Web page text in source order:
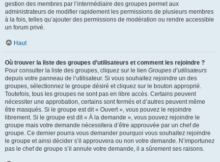
gestion des membres par l’intermédiaire des groupes permet aux
administrateurs de modifier rapidement les permissions de plusieurs membres
à la fois, telles qu’ajouter des permissions de modération ou rendre accessible
un forum privé.
Haut
Où trouver la liste des groupes d’utilisateurs et comment les rejoindre ?
Pour consulter la liste des groupes, cliquez sur le lien Groupes d’utilisateurs
depuis votre panneau de l’utilisateur. Si vous souhaitez rejoindre un des
groupes, sélectionnez le groupe désiré et cliquez sur le bouton approprié.
Toutefois, tous les groupes ne sont pas en libre accès. Certains peuvent
nécessiter une approbation, certains sont fermés et d’autres peuvent même
être masqués. Si le groupe est dit « Ouvert », vous pouvez le rejoindre
librement. Si le groupe est dit « À la demande », vous pouvez rejoindre le
groupe mais votre demande nécessitera d’être approuvée par un chef de
groupe. Ce dernier pourra vous demander pourquoi vous souhaitez rejoindre
le groupe et ainsi décider s’il approuvera ou non votre demande. N’importunez
pas le chef de groupe s’il annule votre demande, il a sûrement ses raisons.